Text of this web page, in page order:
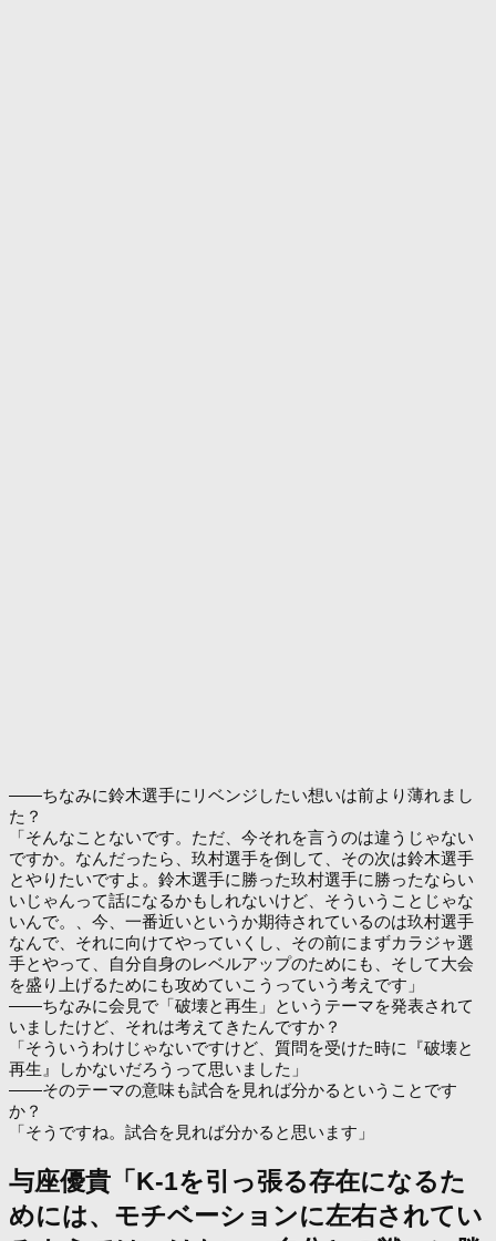
――ちなみに鈴木選手にリベンジしたい想いは前より薄れまし
た？
「そんなことないです。ただ、今それを言うのは違うじゃない
ですか。なんだったら、玖村選手を倒して、その次は鈴木選手
とやりたいですよ。鈴木選手に勝った玖村選手に勝ったならい
いじゃんって話になるかもしれないけど、そういうことじゃな
いんで。、今、一番近いというか期待されているのは玖村選手
なんで、それに向けてやっていくし、その前にまずカラジャ選
手とやって、自分自身のレベルアップのためにも、そして大会
を盛り上げるためにも攻めていこうっていう考えです」
――ちなみに会見で「破壊と再生」というテーマを発表されて
いましたけど、それは考えてきたんですか？
「そういうわけじゃないですけど、質問を受けた時に『破壊と
再生』しかないだろうって思いました」
――そのテーマの意味も試合を見れば分かるということです
か？
「そうですね。試合を見れば分かると思います」
与座優貴「K-1を引っ張る存在になるた
めには、モチベーションに左右されてい